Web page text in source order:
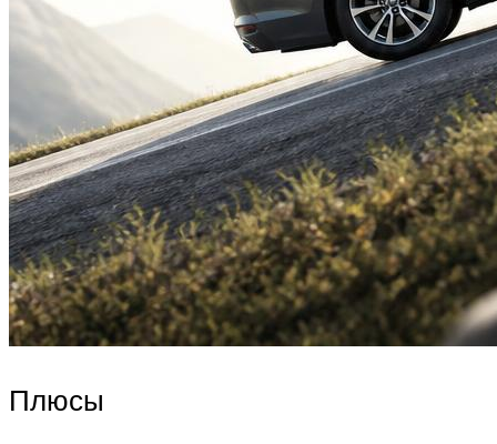
Плюсы